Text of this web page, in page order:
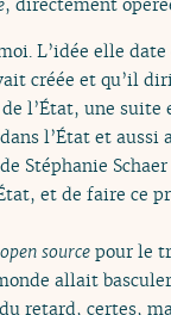
L’idée elle
créée et qu’il
l’État, une suite
l’État et
Stéphanie Schaer
et de faire ce
open source pour le
allait
retard, certes,